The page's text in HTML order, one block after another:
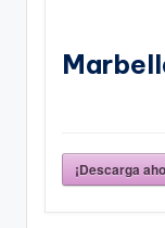
¡Descarga